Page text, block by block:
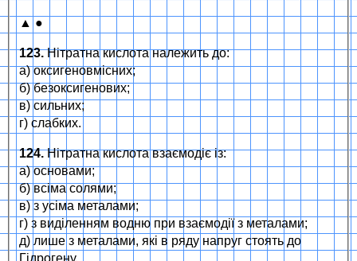
▲ ●
123.Нітратна кислота належить до:
а) оксигеновмісних;
б) безоксигенових;
в) сильних;
г) слабких.
124.Нітратна кислота взаємодіє із:
а) основами;
б) всіма солями;
в) з усіма металами;
г) з виділенням водню при взаємодії з металами;
д) лише з металами, які в ряду напруг стоять до